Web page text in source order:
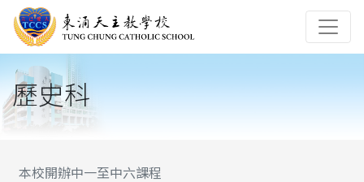
歷史科
本校開辦中一至中六課程